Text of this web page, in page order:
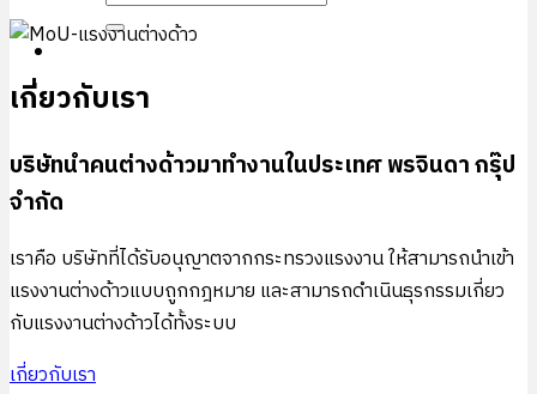
เกี่ยวกับเรา
บริษัทนำคนต่างด้าวมาทำงานในประเทศ พรจินดา กรุ๊ป
จำกัด
เราคือ บริษัทที่ได้รับอนุญาตจากกระทรวงแรงงาน ให้สามารถนำเข้า
แรงงานต่างด้าวแบบถูกกฎหมาย และสามารถดำเนินธุรกรรมเกี่ยว
กับแรงงานต่างด้าวได้ทั้งระบบ
เกี่ยวกับเรา